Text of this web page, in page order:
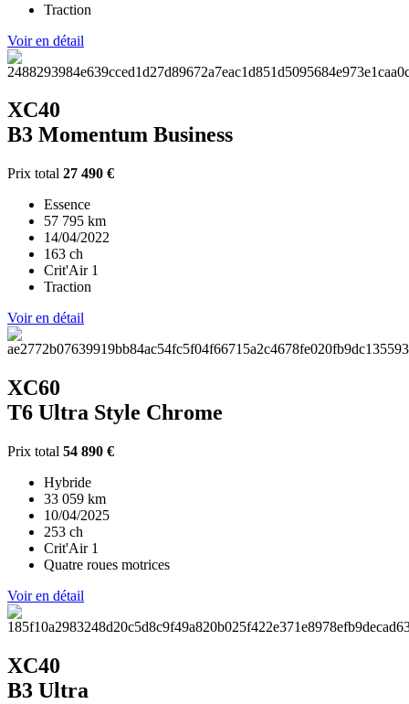
Traction
Voir en détail
XC40
B3 Momentum Business
Prix total 27 490 €
Essence
57 795 km
14/04/2022
163 ch
Crit'Air 1
Traction
Voir en détail
XC60
T6 Ultra Style Chrome
Prix total 54 890 €
Hybride
33 059 km
10/04/2025
253 ch
Crit'Air 1
Quatre roues motrices
Voir en détail
XC40
B3 Ultra